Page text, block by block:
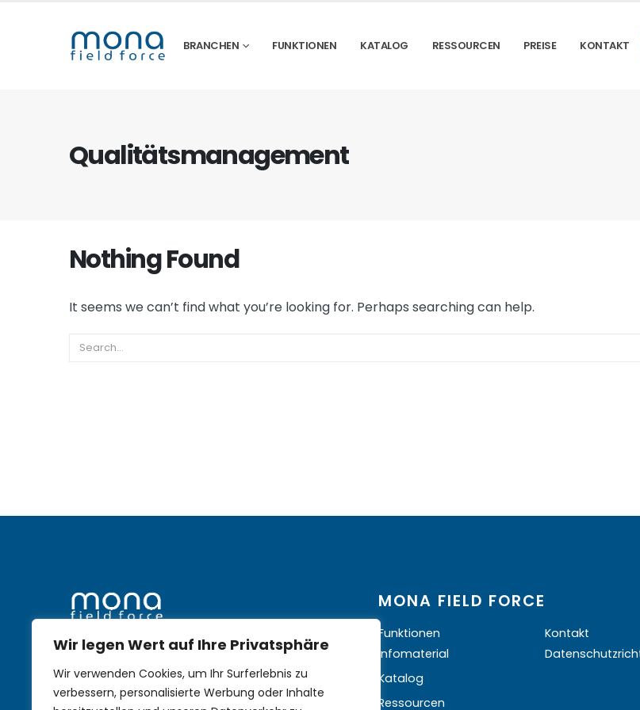
Wir legen Wert auf Ihre Privatsphäre
Wir verwenden Cookies, um Ihr Surferlebnis zu
verbessern, personalisierte Werbung oder Inhalte
BRANCHEN FUNKTIONEN KATALOG RESSOURCEN PREISE KONTAKT
Qualitätsmanagement
Nothing Found
It seems we can’t find what you’re looking for. Perhaps searching can help.
mobile Nachhaltigkeit im
Aussendienst
MONA FIELD FORCE
Funktionen
Infomaterial
Katalog
Ressourcen
Kontakt